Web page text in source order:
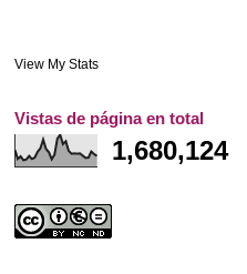
View My Stats
Vistas de página en total
1,680,124